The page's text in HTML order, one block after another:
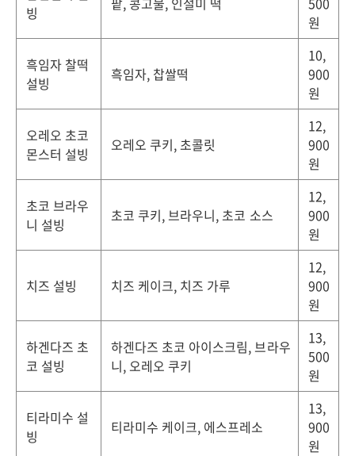
빙
원
흑임자 찰떡
설빙
흑임자, 찹쌀떡
10,
900
원
오레오 초코
몬스터 설빙
오레오 쿠키, 초콜릿
12,
900
원
초코 브라우
니 설빙
초코 쿠키, 브라우니, 초코 소스
12,
900
원
치즈 설빙 치즈 케이크, 치즈 가루
12,
900
원
하겐다즈 초
코 설빙
하겐다즈 초코 아이스크림, 브라우
니, 오레오 쿠키
13,
500
원
티라미수 설
빙
티라미수 케이크, 에스프레소
13,
900
원